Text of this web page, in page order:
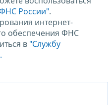
России".
интернет-
обеспечения ФНС
в "Службу